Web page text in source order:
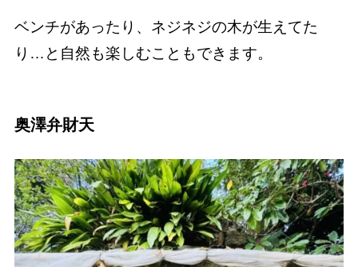
ベンチがあったり、ネジネジの木が生えてた
り…と自然も楽しむこともできます。
奥澤弁財天